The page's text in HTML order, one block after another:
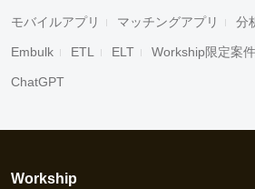
モバイルアプリ マッチングアプリ 分
Embulk ETL ELT Workship限定案件
ChatGPT
Workship